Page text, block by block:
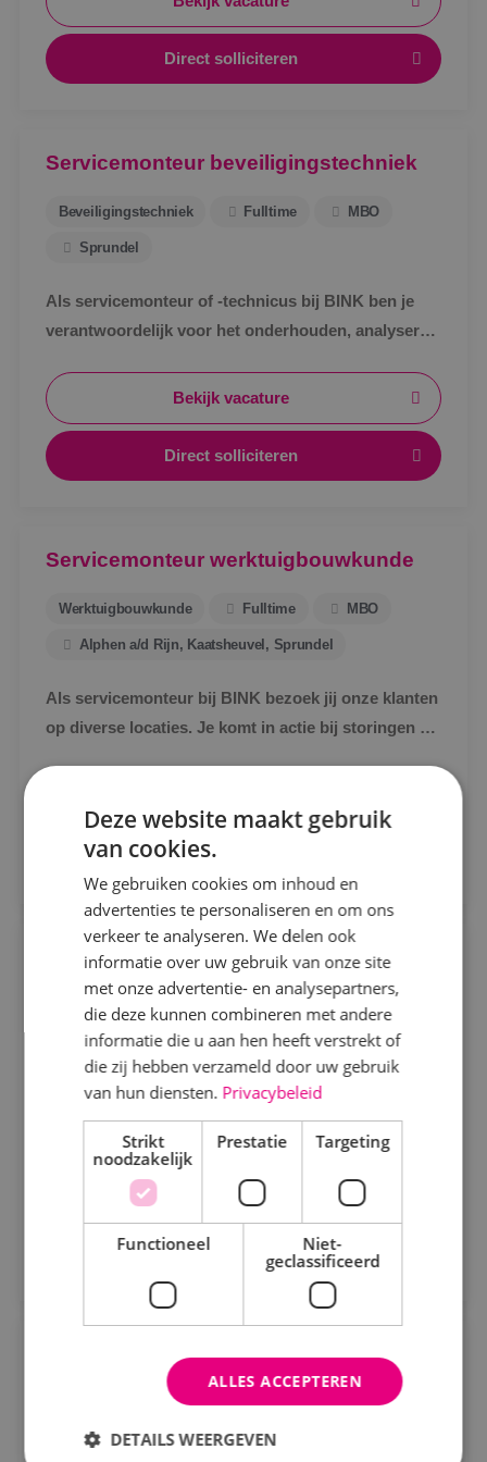
Locatie
Kaatsheuvel
Sprundel
Specialisme
Beveiligingstechniek
Elektrotechniek
Energietechniek
Staf
Uren
Fulltime
Parttime
MBO
HBO
Direct solliciteren
Servicemonteur beveiligingstechniek
Beveiligingstechniek Fulltime MBO
Sprundel
Als servicemonteur of -technicus bij BINK ben je
verantwoordelijk voor het onderhouden, analyseren
beveiligingsinstallaties.Bekijk vacature
Direct solliciteren
Servicemonteur werktuigbouwkunde
Werktuigbouwkunde Fulltime MBO
Alphen a/d Rijn, Kaatsheuvel, Sprundel
Als servicemonteur bij BINK bezoek jij onze klanten
op diverse locaties. Je komt in actie bij storingen en
Direct solliciteren
Projectengineer beveiligingstechniek
Beveiligingstechniek Fulltime MBO
Sprundel
Ontwerpen, afstemmen en vooruitdenken. Als
projectengineer beveiligingstechniek maak jij het
verschil.
Bekijk vacature
Direct solliciteren
Monteur KLP werktuigbouwkunde
Werktuigbouwkunde MBO
Kaatsheuvel, Sprundel
Deze website maakt gebruik
van cookies.
We gebruiken cookies om inhoud en
advertenties te personaliseren en om ons
verkeer te analyseren. We delen ook
informatie over uw gebruik van onze site
met onze advertentie- en analysepartners,
die deze kunnen combineren met andere
informatie die u aan hen heeft verstrekt of
die zij hebben verzameld door uw gebruik
van hun diensten. Privacybeleid
Strikt
noodzakelijk
Prestatie Targeting
Functioneel
Niet-
geclassificeerd
ALLES ACCEPTEREN
DETAILS WEERGEVEN